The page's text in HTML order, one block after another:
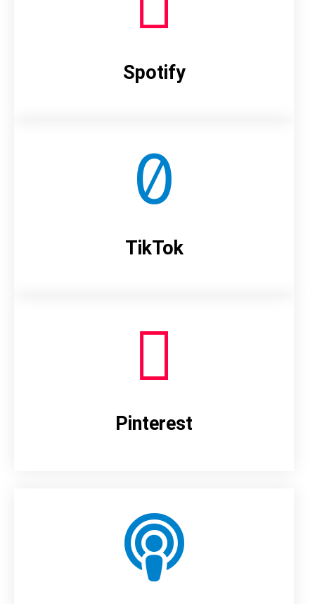
Spotify
TikTok
Pinterest